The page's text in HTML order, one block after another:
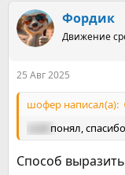
м
ы
а
л
Фордик
Движение
25 Авг 2025
шофер написал(а):
окей понял,
Способ